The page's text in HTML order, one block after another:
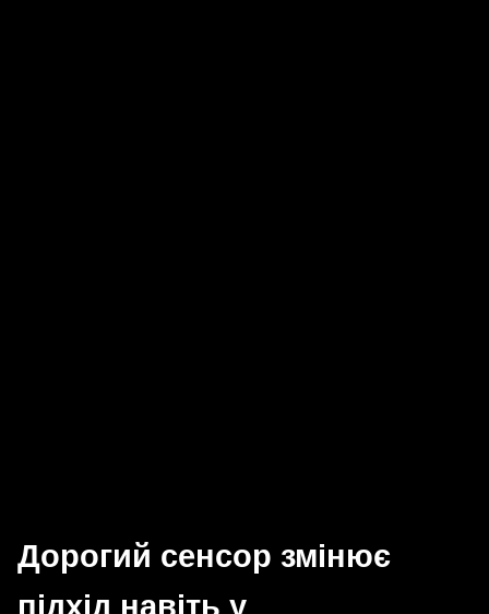
Дорогий сенсор змінює
підхід навіть у